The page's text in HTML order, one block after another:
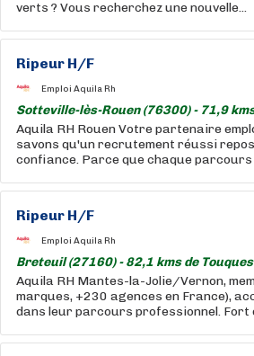
verts ? Vous recherchez une nouvelle...
Ripeur H/F
Emploi Aquila Rh
Sotteville-lès-Rouen (76300) - 71,9
Aquila RH Rouen Votre partenaire
savons qu'un recrutement réussi
confiance. Parce que chaque parcours
Ripeur H/F
Emploi Aquila Rh
Breteuil (27160) - 82,1 kms de
Aquila RH Mantes-la-Jolie/Vernon,
marques, +230 agences en France),
dans leur parcours professionnel. Fort